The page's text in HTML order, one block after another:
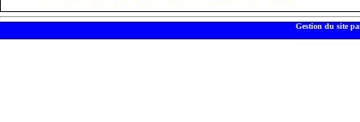
Gestion du site